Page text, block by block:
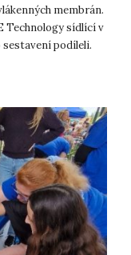
membrán.
Technology sídlící v
sestavení podíleli.